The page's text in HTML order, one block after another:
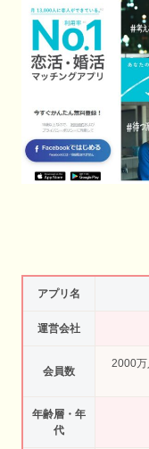
アプリ名
運営会社
会員数
2000万
年齢層・年
代